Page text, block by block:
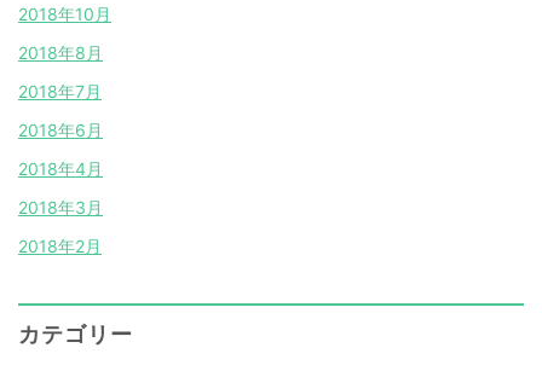
2018年10月
2018年8月
2018年7月
2018年6月
2018年4月
2018年3月
2018年2月
カテゴリー